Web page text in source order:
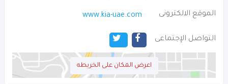
الموقع الالكترونى www.kia-uae.com
التواصل الإجتماعى
اعرض المكان على الخريطه